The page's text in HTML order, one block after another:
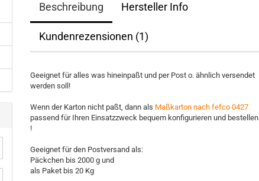
Beschreibung Hersteller Info
Kundenrezensionen (1)
Geeignet für alles was hineinpaßt und per Post o. ähnlich versendet
werden soll!
Wenn der Karton nicht paßt, dann als Maßkarton nach fefco 0427
passend für Ihren Einsatzzweck bequem konfigurieren und bestellen
!
Geeignet für den Postversand als:
Päckchen bis 2000 g und
als Paket bis 20 Kg